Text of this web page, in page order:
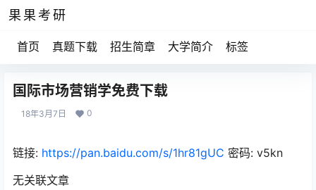
果果考研
首页 真题下载 招生简章 大学简介 标签
国际市场营销学免费下载
18年3月7日 0
链接: https://pan.baidu.com/s/1hr81gUC 密码: v5kn
无关联文章